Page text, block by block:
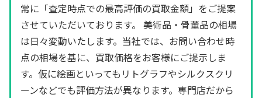
常に「査定時点での最高評価の買取金額」をご提案
させていただいております。 美術品・骨董品の相場
は日々変動いたします。当社では、お問い合わせ時
点の相場を基に、買取価格をお客様にご提示しま
す。仮に絵画といってもリトグラフやシルクスクリ
ーンなどでも評価方法が異なります。専門店だから